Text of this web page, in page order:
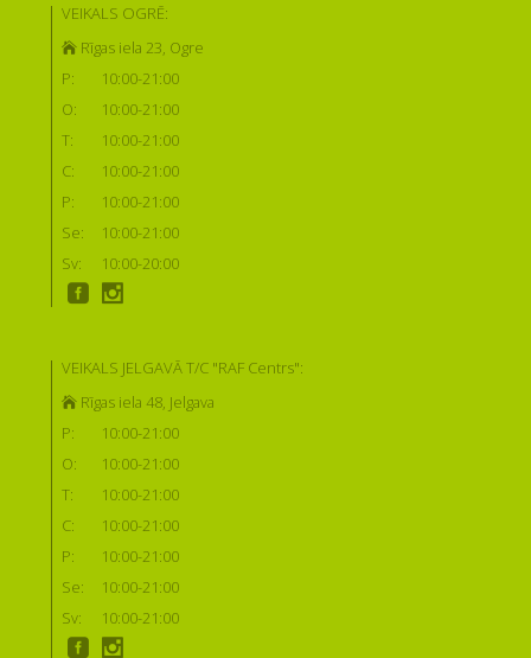
VEIKALS OGRĒ:
Rīgas iela 23, Ogre
P:
10:00-21:00
O:
10:00-21:00
T:
10:00-21:00
C:
10:00-21:00
P:
10:00-21:00
Se:
10:00-21:00
Sv:
10:00-20:00
VEIKALS JELGAVĀ T/C "RAF Centrs":
Rīgas iela 48, Jelgava
P:
10:00-21:00
O:
10:00-21:00
T:
10:00-21:00
C:
10:00-21:00
P:
10:00-21:00
Se:
10:00-21:00
Sv:
10:00-21:00